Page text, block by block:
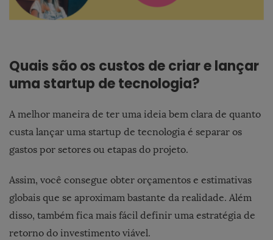
Quais são os custos de criar e lançar
uma startup de tecnologia?
A melhor maneira de ter uma ideia bem clara de quanto
custa lançar uma startup de tecnologia é separar os
gastos por setores ou etapas do projeto.
Assim, você consegue obter orçamentos e estimativas
globais que se aproximam bastante da realidade. Além
disso, também fica mais fácil definir uma estratégia de
retorno do investimento viável.